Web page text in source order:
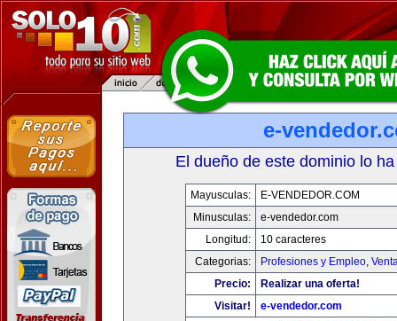
e-
El dueño de este dominio lo
Mayusculas:
E-VENDEDOR.COM
Minusculas:
e-vendedor.com
Longitud:
10 caracteres
Categorias:
Profesiones y Empleo,
Precio:
Realizar una oferta!
Visitar!
e-vendedor.com